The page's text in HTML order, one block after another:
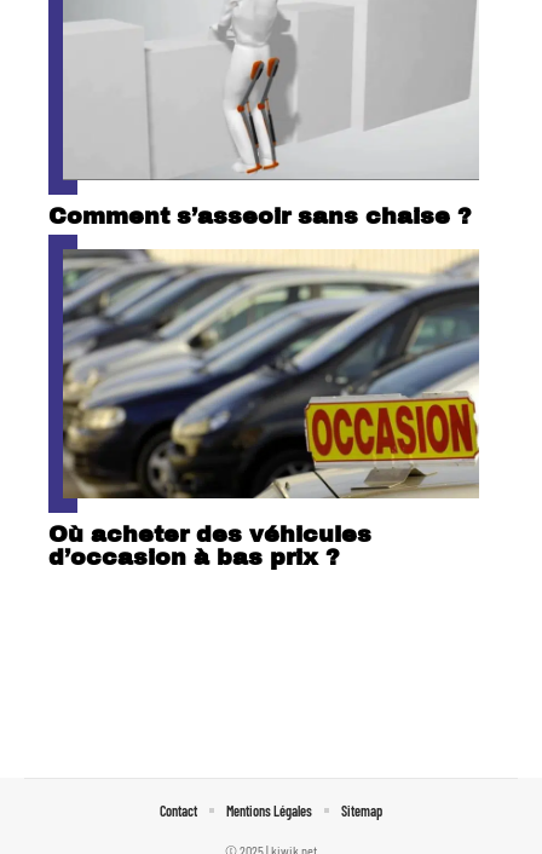
Comment s’asseoir sans chaise ?
Où acheter des véhicules
d’occasion à bas prix ?
© 2025 | kiwik.net
Contact Mentions Légales Sitemap